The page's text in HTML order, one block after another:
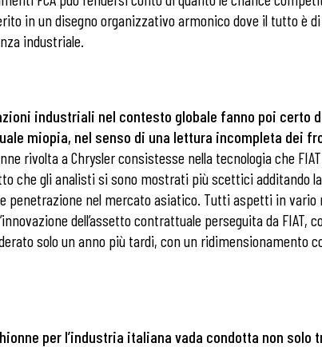
in un disegno organizzativo armonico dove il tutto è
industriale.
industriali nel contesto globale fanno poi certo
miopia, nel senso di una lettura incompleta dei
rivolta a Chrysler consistesse nella tecnologia che
che gli analisti si sono mostrati più scettici additando
penetrazione nel mercato asiatico. Tutti aspetti in
dell’assetto contrattuale perseguita da FIAT,
solo un anno più tardi, con un ridimensionamento
per l’industria italiana vada condotta non solo